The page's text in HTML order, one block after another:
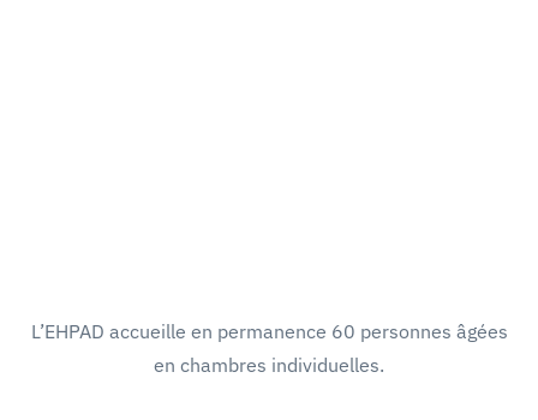
L’EHPAD accueille en permanence 60 personnes âgées
en chambres individuelles.